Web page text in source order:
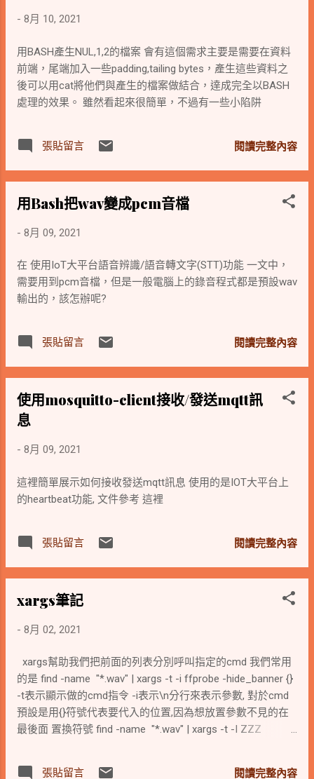
- 8月 10, 2021
用BASH產生NUL,1,2的檔案 會有這個需求主要是需要在資料
前端，尾端加入一些padding,tailing bytes，產生這些資料之
後可以用cat將他們與產生的檔案做結合，達成完全以BASH
處理的效果。 雖然看起來很簡單，不過有一些小陷阱
張貼留言 閱讀完整內容
用Bash把wav變成pcm音檔
- 8月 09, 2021
在 使用IoT大平台語音辨識/語音轉文字(STT)功能 一文中，
需要用到pcm音檔，但是一般電腦上的錄音程式都是預設wav
輸出的，該怎辦呢?
張貼留言 閱讀完整內容
使用mosquitto-client接收/發送mqtt訊
息
- 8月 09, 2021
這裡簡單展示如何接收發送mqtt訊息 使用的是IOT大平台上
的heartbeat功能, 文件參考 這裡
張貼留言 閱讀完整內容
xargs筆記
- 8月 02, 2021
xargs幫助我們把前面的列表分別呼叫指定的cmd 我們常用
的是 find -name "*.wav" | xargs -t -i ffprobe -hide_banner {}
-t表示顯示做的cmd指令 -i表示\n分行來表示參數, 對於cmd
預設是用{}符號代表要代入的位置,因為想放置參數不見的在
最後面 置換符號 find -name "*.wav" | xargs -t -I ZZZ
作帶入參數 find -name "*.wav" | xargs -t -I % ffprobe -
張貼留言 閱讀完整內容